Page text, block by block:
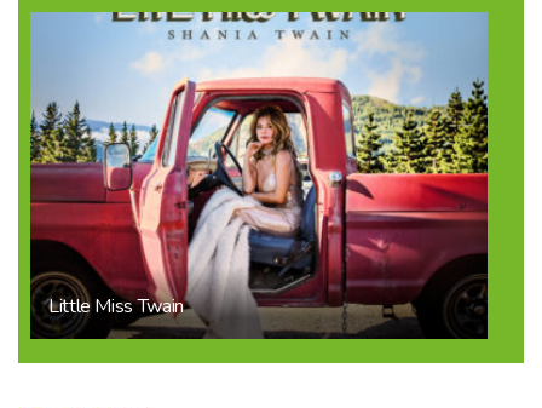
Little Miss Twain